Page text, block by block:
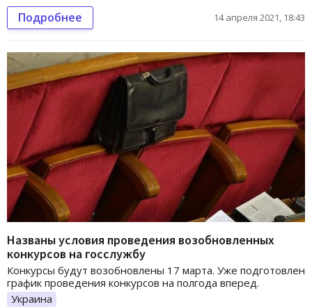
Подробнее 14 апреля 2021, 18:43
Названы условия проведения возобновленных
конкурсов на госслужбу
Конкурсы будут возобновлены 17 марта. Уже подготовлен
график проведения конкурсов на полгода вперед.
Украина